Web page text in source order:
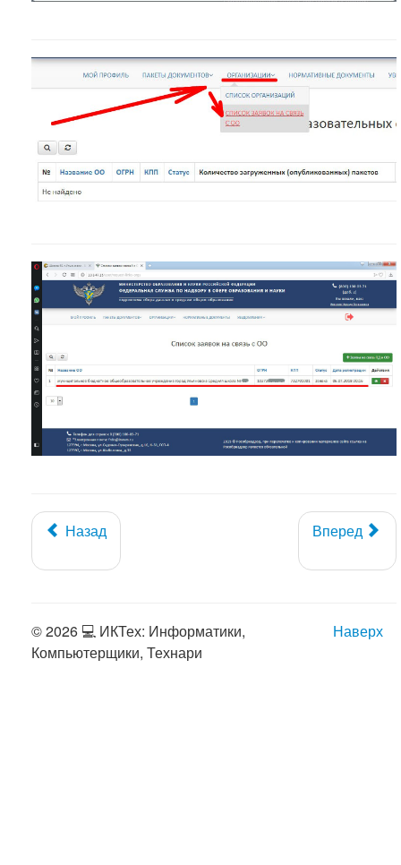
Назад Вперед
Наверх
© 2026 💻 ИКТех: Информатики,
Компьютерщики, Технари